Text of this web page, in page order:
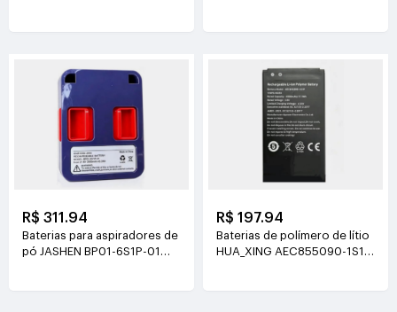
R$ 311.94
Baterias para aspiradores de
pó JASHEN BP01-6S1P-01
R$ 197.94
Baterias de polímero de lítio
HUA_XING AEC855090-1S1P